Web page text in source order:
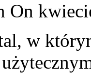
On
w